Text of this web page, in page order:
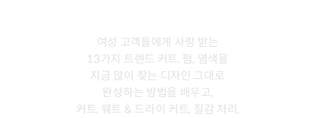
여성 고객들에게 사랑 받는
13가지 트렌드 커트, 펌, 염색을
지금 많이 찾는 디자인 그대로
완성하는 방법을 배우고,
커트, 웨트 & 드라이 커트, 질감 처리,